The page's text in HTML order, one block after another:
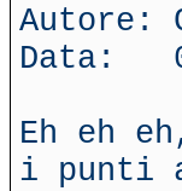
Autore:
Data:
Eh eh
i punti